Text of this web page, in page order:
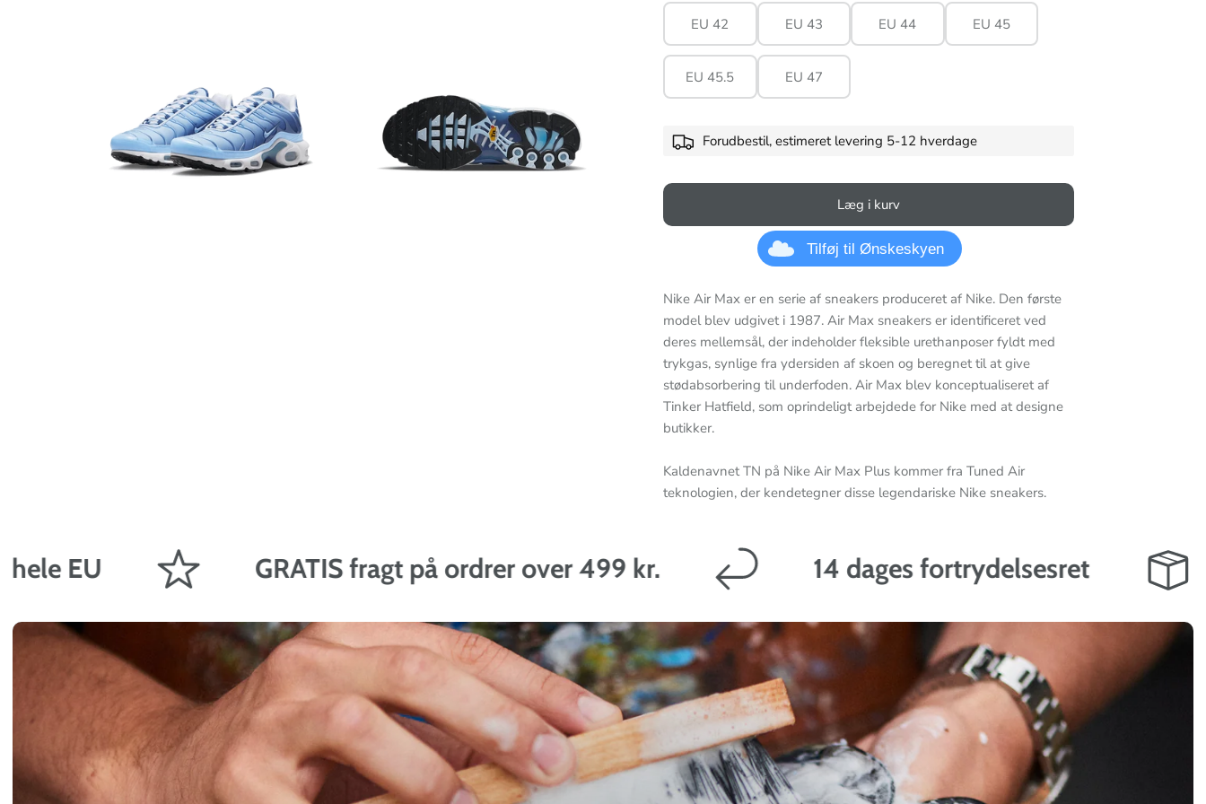
EU 42 EU 43 EU 44 EU 45
EU 45.5 EU 47
Forudbestil, estimeret levering 5-12 hverdage
Læg i kurv
Tilføj til Ønskeskyen
Nike Air Max er en serie af sneakers produceret af Nike. Den første
model blev udgivet i 1987. Air Max sneakers er identificeret ved
deres mellemsål, der indeholder fleksible urethanposer fyldt med
trykgas, synlige fra ydersiden af skoen og beregnet til at give
stødabsorbering til underfoden. Air Max blev konceptualiseret af
Tinker Hatfield, som oprindeligt arbejdede for Nike med at designe
butikker.
Kaldenavnet TN på Nike Air Max Plus kommer fra Tuned Air
teknologien, der kendetegner disse legendariske Nike sneakers.
GRATIS fragt på ordrer over 499 kr. 14 dages fortrydelsesret Vi